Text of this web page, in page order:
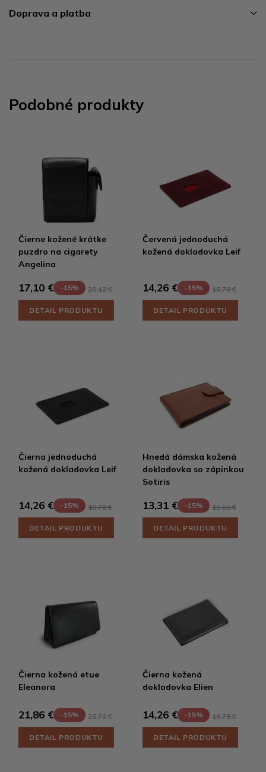
Doprava a platba
Podobné produkty
Čierne kožené krátke
puzdro na cigarety
Angelina
17,10 € -15% 20,12 €
DETAIL PRODUKTU
Červená jednoduchá
kožená dokladovka Leif
14,26 € -15% 16,78 €
DETAIL PRODUKTU
Čierna jednoduchá
kožená dokladovka Leif
14,26 € -15% 16,78 €
DETAIL PRODUKTU
Hnedá dámska kožená
dokladovka so zápinkou
Sotiris
13,31 € -15% 15,66 €
DETAIL PRODUKTU
Čierna kožená etue
Eleanora
21,86 € -15% 25,72 €
DETAIL PRODUKTU
Čierna kožená
dokladovka Elien
14,26 € -15% 16,78 €
DETAIL PRODUKTU